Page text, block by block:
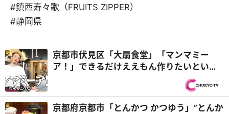
#鎮西寿々歌（FRUITS ZIPPER）
#静岡県
京都市伏見区「大扇食堂」「マンマミー
ア！」できるだけええもん作りたいという
ド正直者シェフがお出迎え『オモウマい
京都府京都市「とんかつ かつゆう」”とんか